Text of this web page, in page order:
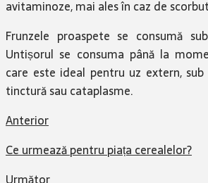
avitaminoze, mai ales în caz de
Frunzele proaspete se consumă
Untișorul se consuma până la
care este ideal pentru uz extern,
tinctură sau cataplasme.
Anterior
Ce urmează pentru piața cerealelor?